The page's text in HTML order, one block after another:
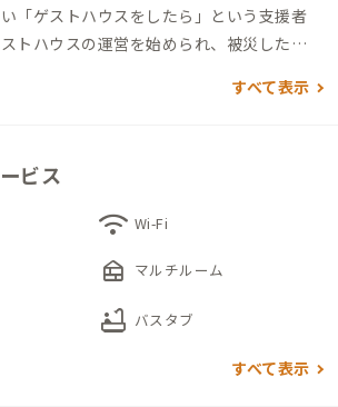
「ゲストハウスをしたら」という支援者
トハウスの運営を始められ、被災した経
られており、花、果実や様々な小鳥などを見
すべて表示
ビス
wifi Wi-Fi
nest_multi_room マルチルーム
bathtub バスタブ
すべて表示